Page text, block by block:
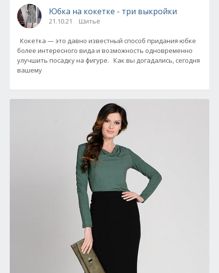
Юбка на кокетке - три выкройки
21.10.21 Шитьё
Кокетка — это давно известный способ придания юбке
более интересного вида и возможность одновременно
улучшить посадку на фигуре. Как вы догадались, сегодня
вашему